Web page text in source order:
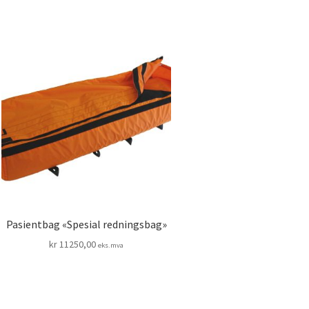
Pasientbag «Spesial redningsbag»
kr11250,00 eks.mva